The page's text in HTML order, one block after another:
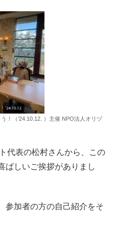
！（’24.10.12. ）主催 NPO法人オリヅ
代表の松村さんから、この
ばしいご挨拶がありまし
参加者の方の自己紹介をそ